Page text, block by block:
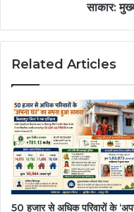
में
जारी
दिए
गए
निर्देश….
विष्णु
साकार:
Related Articles
50 हजार से अधिक परिवारों के